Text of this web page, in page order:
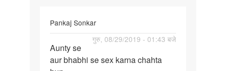
Pankaj Sonkar
गुरु, 08/29/2019 - 01:43 बजे
Aunty
se
Aunty se
aur bhabhi se sex karna chahta